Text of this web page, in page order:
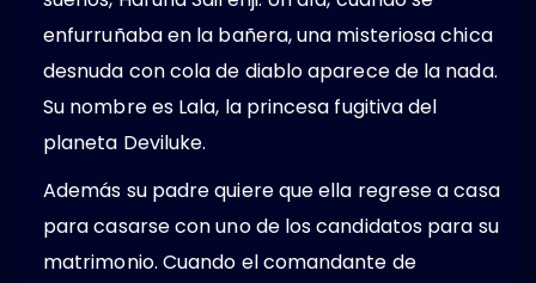
enfurruñaba en la bañera, una misteriosa chica
desnuda con cola de diablo aparece de la nada.
Su nombre es Lala, la princesa fugitiva del
planeta Deviluke.
Además su padre quiere que ella regrese a casa
para casarse con uno de los candidatos para su
matrimonio. Cuando el comandante de